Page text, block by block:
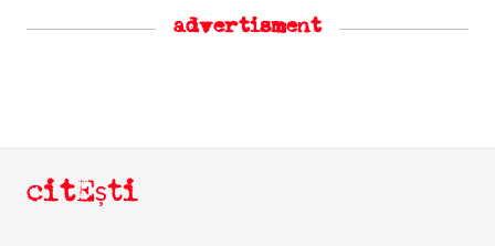
advertisment
citEști